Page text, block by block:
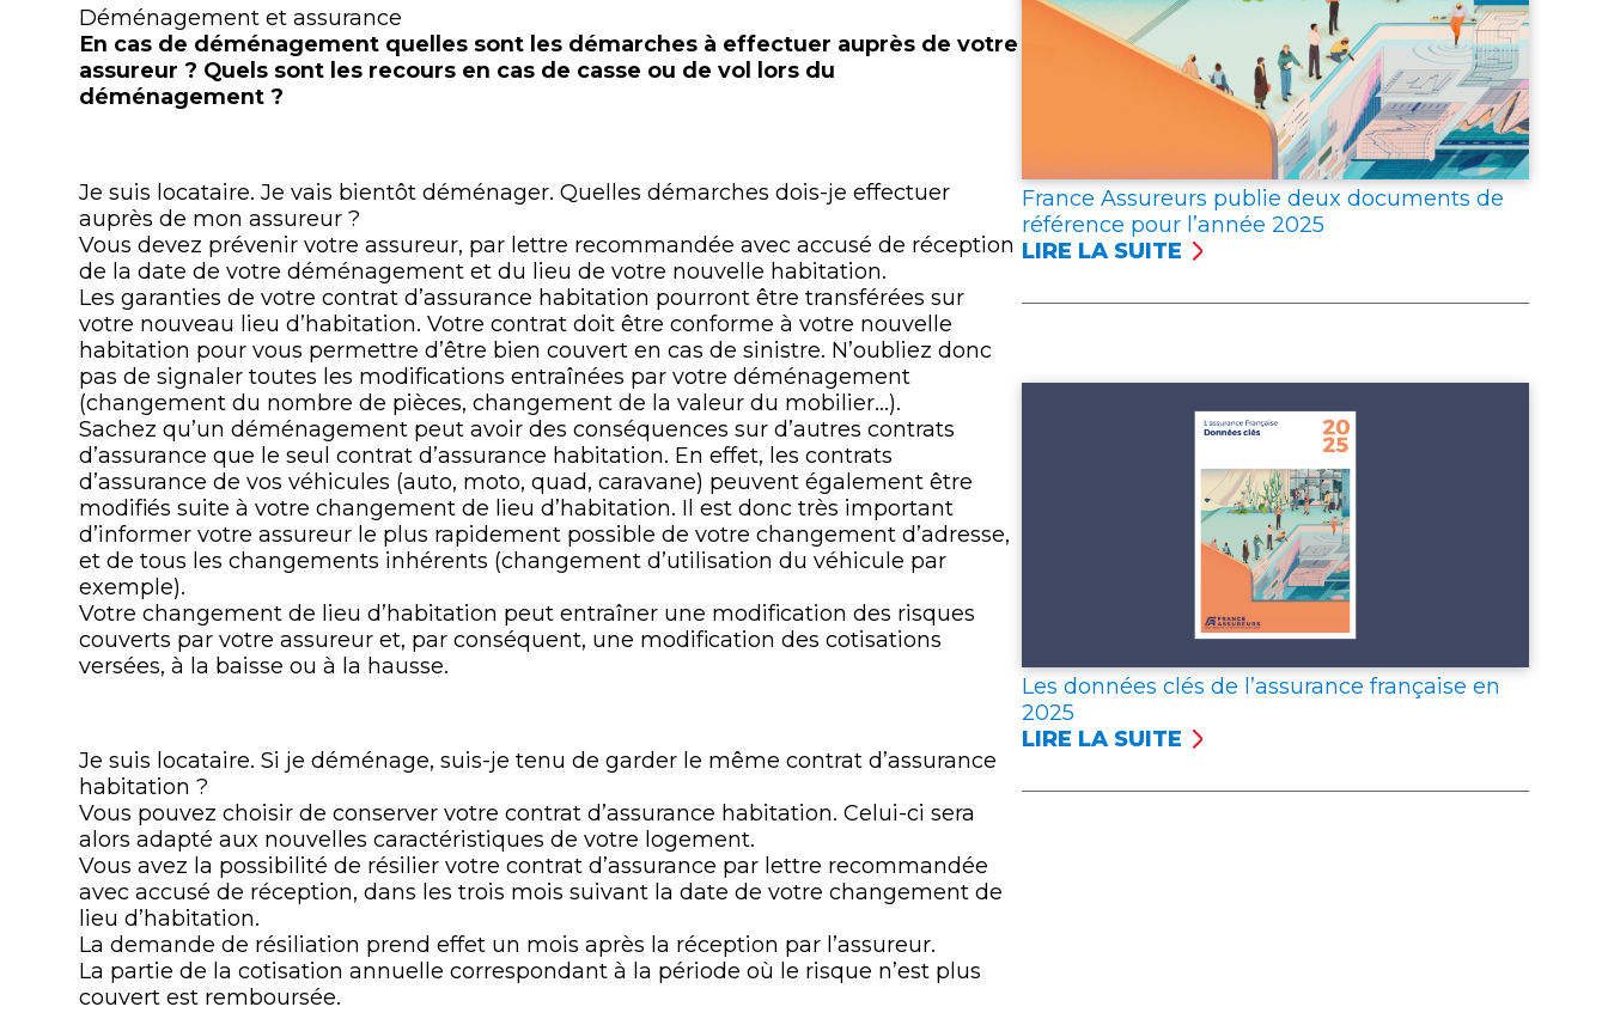
Déménagement et assurance
En cas de déménagement quelles sont les démarches à effectuer auprès de votre
assureur ? Quels sont les recours en cas de casse ou de vol lors du
déménagement ?
Je suis locataire. Je vais bientôt déménager. Quelles démarches dois-je effectuer
auprès de mon assureur ?
Vous devez prévenir votre assureur, par lettre recommandée avec accusé de réception
de la date de votre déménagement et du lieu de votre nouvelle habitation.
Les garanties de votre contrat d’assurance habitation pourront être transférées sur
votre nouveau lieu d’habitation. Votre contrat doit être conforme à votre nouvelle
habitation pour vous permettre d’être bien couvert en cas de sinistre. N’oubliez donc
pas de signaler toutes les modifications entraînées par votre déménagement
(changement du nombre de pièces, changement de la valeur du mobilier…).
Sachez qu’un déménagement peut avoir des conséquences sur d’autres contrats
d’assurance que le seul contrat d’assurance habitation. En effet, les contrats
d’assurance de vos véhicules (auto, moto, quad, caravane) peuvent également être
modifiés suite à votre changement de lieu d’habitation. Il est donc très important
d’informer votre assureur le plus rapidement possible de votre changement d’adresse,
et de tous les changements inhérents (changement d’utilisation du véhicule par
exemple).
Votre changement de lieu d’habitation peut entraîner une modification des risques
couverts par votre assureur et, par conséquent, une modification des cotisations
versées, à la baisse ou à la hausse.
Je suis locataire. Si je déménage, suis-je tenu de garder le même contrat d’assurance
habitation ?
Vous pouvez choisir de conserver votre contrat d’assurance habitation. Celui-ci sera
alors adapté aux nouvelles caractéristiques de votre logement.
Vous avez la possibilité de résilier votre contrat d’assurance par lettre recommandée
avec accusé de réception, dans les trois mois suivant la date de votre changement de
lieu d’habitation.
La demande de résiliation prend effet un mois après la réception par l’assureur.
La partie de la cotisation annuelle correspondant à la période où le risque n’est plus
couvert est remboursée.
France Assureurs publie deux documents de
référence pour l’année 2025
LIRE LA SUITE
:
Les données clés de l’assurance française en
2025
LIRE LA SUITE
: